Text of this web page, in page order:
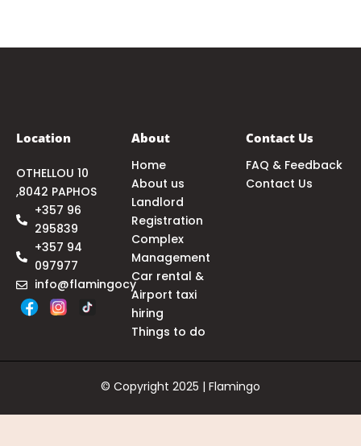
Location
OTHELLOU 10
,8042 PAPHOS
+357 96
295839
+357 94
097977
info@flamingocy
About
Home
About us
Landlord
Registration
Complex
Management
Car rental &
Airport taxi
hiring
Things to do
Contact Us
FAQ & Feedback
Contact Us
© Copyright 2025 | Flamingo